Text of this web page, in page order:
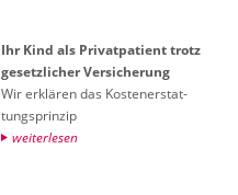
Ihr Kind als Pri­vat­pa­ti­ent trotz
ge­setz­li­cher Ver­si­che­rung
Wir er­klä­ren das Kos­ten­er­stat­
tungs­prin­zip
wei­ter­le­sen